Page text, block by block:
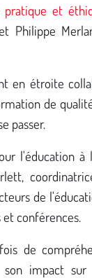
pratique et
Philippe
en étroite
de
passer.
l'éducation
de
conférences.
de
impact sur